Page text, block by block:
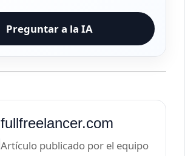
Preguntar a la IA
fullfreelancer.com
Artículo publicado por el equipo